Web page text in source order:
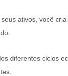
ativos, você
diferentes ciclos